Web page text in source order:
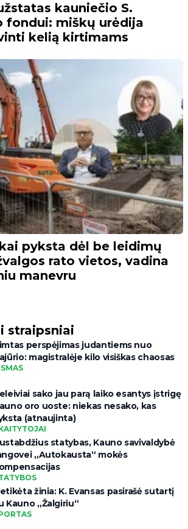
kauniečio S.
fondui: miškų urėdija
kelią kirtimams
pyksta dėl be leidimų
rato vietos, vadina
manevru
straipsniai
perspėjimas judantiems nuo
magistralėje kilo visiškas chaosas
sako jau parą laiko esantys įstrigę
oro uoste: niekas nesako, kas
(atnaujinta)
statybas, Kauno savivaldybė
„Autokausta“ mokės
žinia: K. Evansas pasirašė sutartį
Kauno „Žalgiriu“